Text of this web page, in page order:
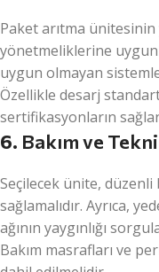
Paket arıtma
yönetmeliklerine
uygun olmayan
Özellikle desarj
sertifikasyonların
6. Bakım ve
Seçilecek ünite, düzenli
sağlamalıdır. Ayrıca,
ağının yaygınlığı
Bakım masrafları ve